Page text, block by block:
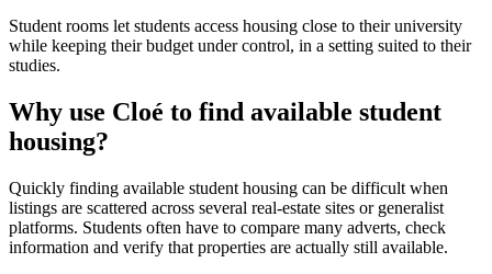
Student rooms let students access housing close to their university
while keeping their budget under control, in a setting suited to their
studies.
Why use Cloé to find available student
housing?
Quickly finding available student housing can be difficult when
listings are scattered across several real-estate sites or generalist
platforms. Students often have to compare many adverts, check
information and verify that properties are actually still available.